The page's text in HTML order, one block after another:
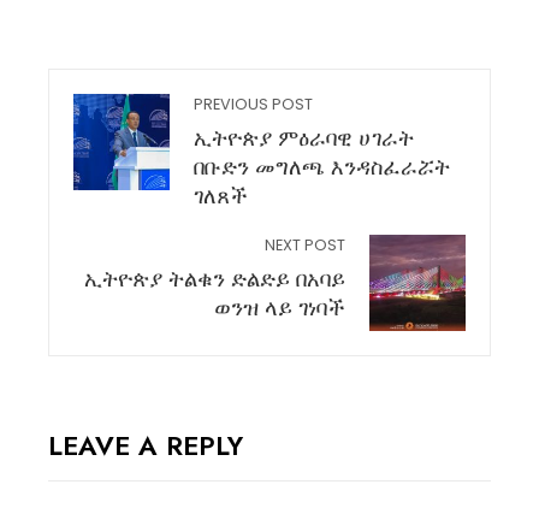
PREVIOUS POST
ኢትዮጵያ ምዕራባዊ ሀገራት
በቡድን መግለጫ እንዳስፈራሯት
ገለጸች
NEXT POST
ኢትዮጵያ ትልቁን ድልድይ በአባይ
ወንዝ ላይ ገነባች
LEAVE A REPLY